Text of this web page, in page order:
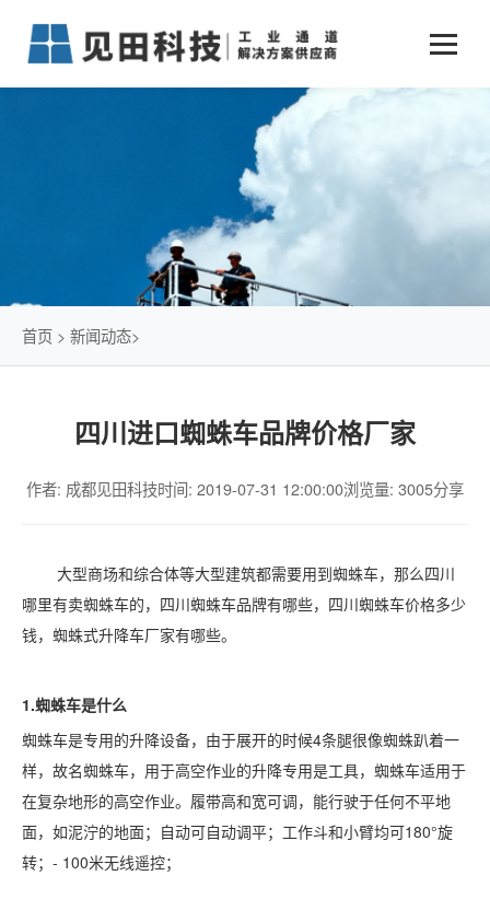
业务中心
仓储物流通道解决方案
智能立体库解决方案
简易升降机解决方案
新闻动态 +
传统仓储物流
石油化工行业
发展历程
首页 > 新闻动态>
四川进口蜘蛛车品牌价格厂家
作者: 成都见田科技时间: 2019-07-31 12:00:00浏览量: 3005分享
大型商场和综合体等大型建筑都需要用到蜘蛛车，那么四川
哪里有卖蜘蛛车的，四川蜘蛛车品牌有哪些，四川蜘蛛车价格多少
钱，蜘蛛式升降车厂家有哪些。
1.蜘蛛车是什么
蜘蛛车是专用的升降设备，由于展开的时候4条腿很像蜘蛛趴着一
样，故名蜘蛛车，用于高空作业的升降专用是工具，蜘蛛车适用于
在复杂地形的高空作业。履带高和宽可调，能行驶于任何不平地
面，如泥泞的地面；自动可自动调平；工作斗和小臂均可180°旋
转；- 100米无线遥控；